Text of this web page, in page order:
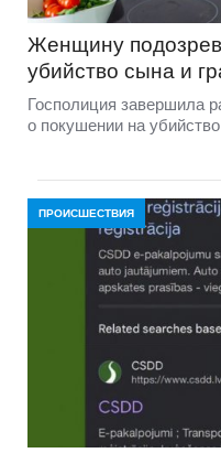
Женщину
убийство сына и
Госполиция завершила
о покушении на
ПРОИСШЕСТВИЯ